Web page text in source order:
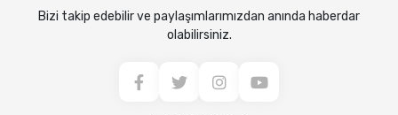
Bizi takip edebilir ve paylaşımlarımızdan anında haberdar
olabilirsiniz.